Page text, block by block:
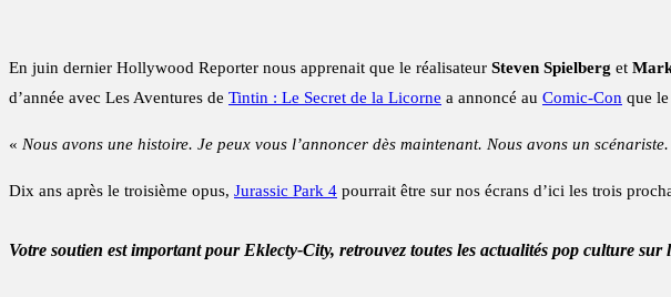
En juin dernier Hollywood Reporter nous apprenait que le réalisateur Steven Spielberg et
d’année avec Les Aventures de Tintin : Le Secret de la Licorne a annoncé au Comic-Con que
« Nous avons une histoire. Je peux vous l’annoncer dès maintenant. Nous avons un
Dix ans après le troisième opus, Jurassic Park 4 pourrait être sur nos écrans d’ici les trois
Votre soutien est important pour Eklecty-City, retrouvez toutes les actualités pop culture sur